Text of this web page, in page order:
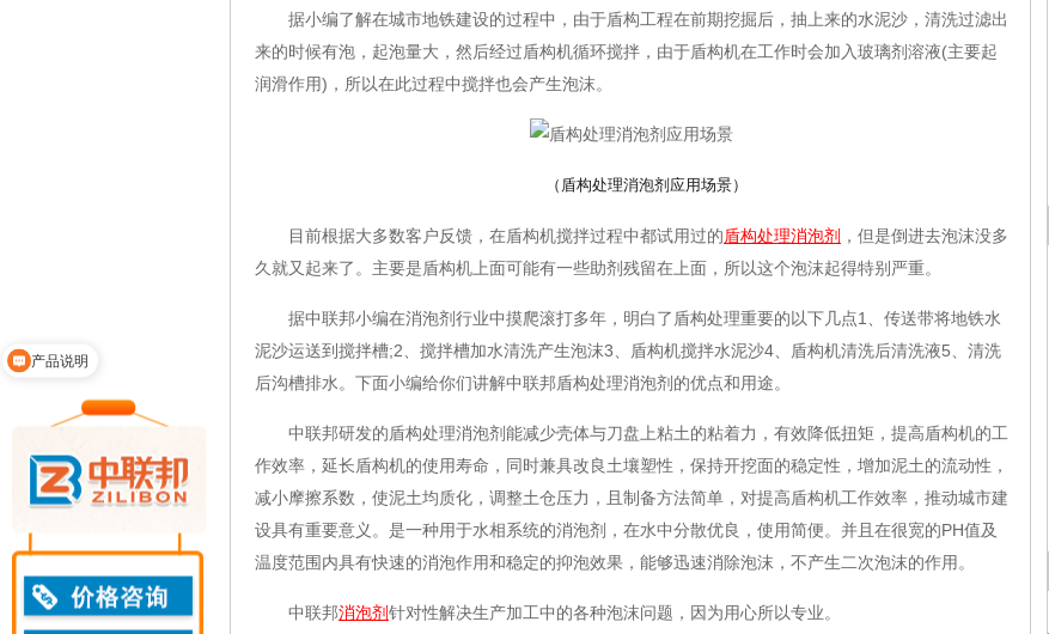
据小编了解在城市地铁建设的过程中，由于盾构工程在前期挖掘后，抽上来的水泥沙，清洗过滤出
来的时候有泡，起泡量大，然后经过盾构机循环搅拌，由于盾构机在工作时会加入玻璃剂溶液(主要起
润滑作用)，所以在此过程中搅拌也会产生泡沫。
（盾构处理消泡剂应用场景）
目前根据大多数客户反馈，在盾构机搅拌过程中都试用过的盾构处理消泡剂 ，但是倒进去泡沫没多
久就又起来了。主要是盾构机上面可能有一些助剂残留在上面，所以这个泡沫起得特别严重。
据中联邦小编在消泡剂行业中摸爬滚打多年，明白了盾构处理重要的以下几点1、传送带将地铁水
泥沙运送到搅拌槽;2、搅拌槽加水清洗产生泡沫3、盾构机搅拌水泥沙4、盾构机清洗后清洗液5、清洗
后沟槽排水。下面小编给你们讲解中联邦盾构处理消泡剂的优点和用途。
中联邦研发的盾构处理消泡剂能减少壳体与刀盘上粘土的粘着力，有效降低扭矩，提高盾构机的工
作效率，延长盾构机的使用寿命，同时兼具改良土壤塑性，保持开挖面的稳定性，增加泥土的流动性，
减小摩擦系数，使泥土均质化，调整土仓压力，且制备方法简单，对提高盾构机工作效率，推动城市建
设具有重要意义。是一种用于水相系统的消泡剂，在水中分散优良，使用简便。并且在很宽的PH值及
温度范围内具有快速的消泡作用和稳定的抑泡效果，能够迅速消除泡沫，不产生二次泡沫的作用。
中联邦消泡剂 针对性解决生产加工中的各种泡沫问题，因为用心所以专业。
产品说明